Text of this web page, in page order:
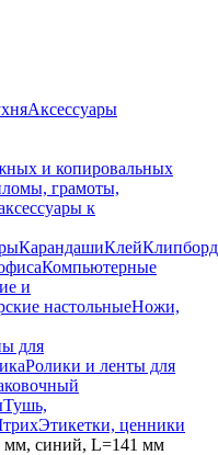
Аксессуары
и копировальных
грамоты,
к
КарандашиКлей
Компьютерные
и
настольныеНожи,
для
Ролики и ленты для
Тушь,
Этикетки, ценники
мм, синий, L=141 мм